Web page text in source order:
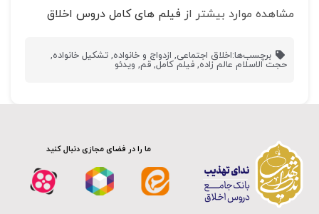
مشاهده موارد بیشتر از فیلم های کامل دروس اخلاق
برچسب‌ها:اخلاق اجتماعی, ازدواج و خانواده,تشکیل خانواده,
حجت الاسلام عالم زاده, فیلم کامل,قم, ویدئو
ما را در فضای مجازی دنبال کنید